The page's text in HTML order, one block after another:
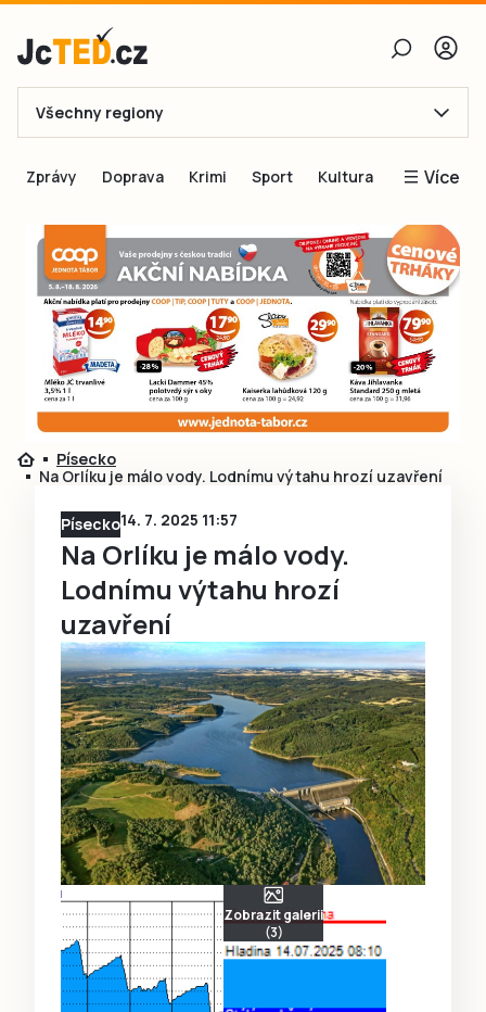
E-mail
Obnovit heslo
Přihlásit se
Přihlásit se přes Facebook
Ještě nemám účet, chci seRegistrovat
Všechny regiony
Zprávy Doprava Krimi Sport Kultura Více
Inspirace
Čtenáři píší
Speciální přílohy
Inzerce
Písecko
Na Orlíku je málo vody. Lodnímu výtahu hrozí uzavření
Písecko14. 7. 2025 11:57
Na Orlíku je málo vody.
Lodnímu výtahu hrozí
uzavření
Zobrazit galerii
(3)